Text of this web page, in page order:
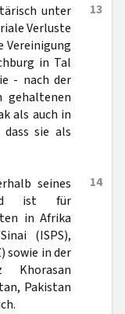
13
unter
Verluste
Vereinigung
in Tal
- nach der
gehaltenen
als auch in
sie als
14
seines
ist für
in Afrika
(ISPS),
sowie in der
Khorasan
Pakistan